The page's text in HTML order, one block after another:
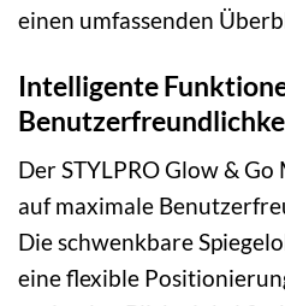
einen umfassenden
Intelligente
Der STYLPRO Glow &
auf maximale
Die schwenkbare
eine flexible